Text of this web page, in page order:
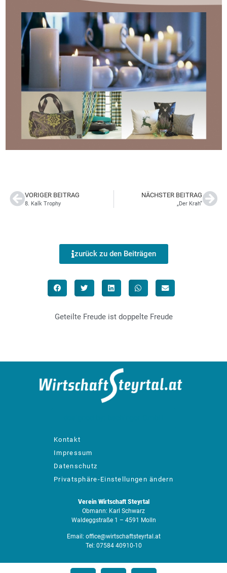
VORIGER BEITRAG
8. Kalk Trophy
NÄCHSTER BEITRAG
„Der Krah“
zurück zu den Beiträgen
Geteilte Freude ist doppelte Freude
Kontakt
Impressum
Datenschutz
Privatsphäre-Einstellungen ändern
Verein Wirtschaft Steyrtal
Obmann: Karl Schwarz
Waldeggstraße 1 – 4591 Molln
Email: office@wirtschaftsteyrtal.at
Tel: 07584 40910-10